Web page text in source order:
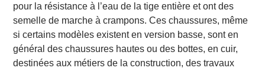
pour la résistance à l’eau de la tige entière et ont des
semelle de marche à crampons. Ces chaussures, même
si certains modèles existent en version basse, sont en
général des chaussures hautes ou des bottes, en cuir,
destinées aux métiers de la construction, des travaux